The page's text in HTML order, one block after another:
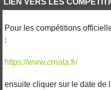
Pour les compétitions
:
https://www.crnata.fr/
ensuite cliquer sur le date de